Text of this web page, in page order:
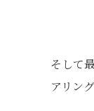
そして
アリン